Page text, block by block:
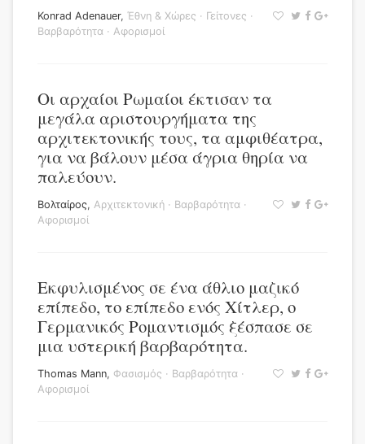
Konrad Adenauer, Έθνη & Χώρες · Γείτονες ·
Βαρβαρότητα · Αφορισμοί
Οι αρχαίοι Ρωμαίοι έκτισαν τα
μεγάλα αριστουργήματα της
αρχιτεκτονικής τους, τα αμφιθέατρα,
για να βάλουν μέσα άγρια θηρία να
παλεύουν.
Βολταίρος, Αρχιτεκτονική · Βαρβαρότητα ·
Αφορισμοί
Εκφυλισμένος σε ένα άθλιο μαζικό
επίπεδο, το επίπεδο ενός Χίτλερ, ο
Γερμανικός Ρομαντισμός ξέσπασε σε
μια υστερική βαρβαρότητα.
Thomas Mann, Φασισμός · Βαρβαρότητα ·
Αφορισμοί